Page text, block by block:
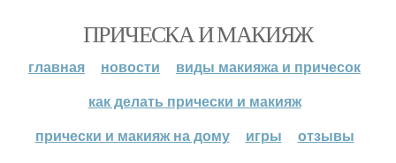
ПРИЧЕСКА И МАКИЯЖ
главная новости
виды макияжа и причесок
как делать прически и макияж
прически и макияж на дому
игры отзывы